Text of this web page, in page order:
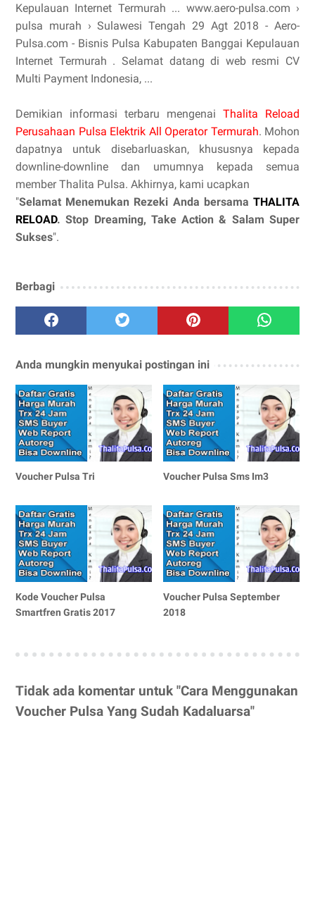
Kepulauan Internet Termurah ... www.aero-pulsa.com ›
pulsa murah › Sulawesi Tengah 29 Agt 2018 - Aero-
Pulsa.com - Bisnis Pulsa Kabupaten Banggai Kepulauan
Internet Termurah . Selamat datang di web resmi CV
Multi Payment Indonesia, ...
Demikian informasi terbaru mengenai Thalita Reload
Perusahaan Pulsa Elektrik All Operator Termurah. Mohon
dapatnya untuk disebarluaskan, khususnya kepada
downline-downline dan umumnya kepada semua
member Thalita Pulsa. Akhirnya, kami ucapkan
"Selamat Menemukan Rezeki Anda bersama THALITA
RELOAD. Stop Dreaming, Take Action & Salam Super
Sukses".
Berbagi
Anda mungkin menyukai postingan ini
Voucher Pulsa Tri Voucher Pulsa Sms Im3
Kode Voucher Pulsa
Smartfren Gratis 2017
Voucher Pulsa September
2018
Tidak ada komentar untuk "Cara Menggunakan
Voucher Pulsa Yang Sudah Kadaluarsa"